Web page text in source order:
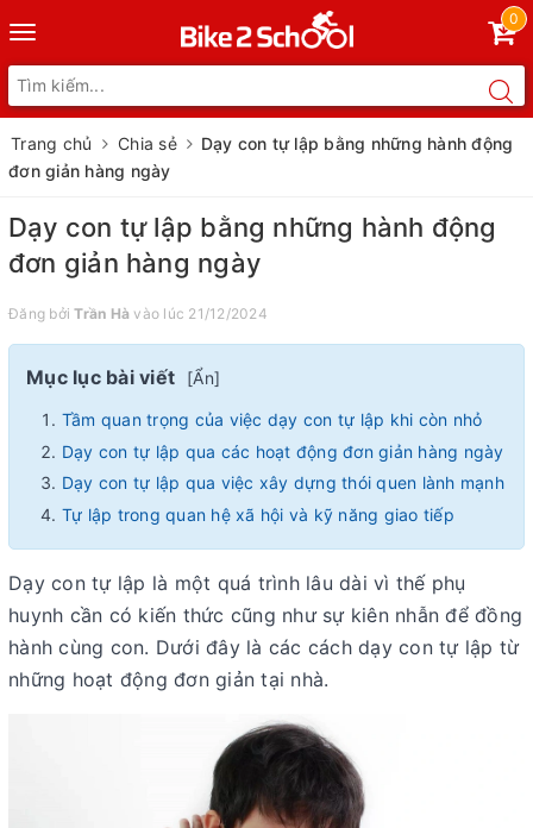
Toggle
navigation
0
Trang chủ Chia sẻ
Dạy con tự lập bằng những hành động
đơn giản hàng ngày
Dạy con tự lập bằng những hành động
đơn giản hàng ngày
Đăng bởiTrần Hà vào lúc 21/12/2024
Mục lục bài viết [Ẩn]
Tầm quan trọng của việc dạy con tự lập khi còn nhỏ
Dạy con tự lập qua các hoạt động đơn giản hàng ngày
Dạy con tự lập qua việc xây dựng thói quen lành mạnh
Tự lập trong quan hệ xã hội và kỹ năng giao tiếp
Dạy con tự lập là một quá trình lâu dài vì thế phụ
huynh cần có kiến thức cũng như sự kiên nhẫn để đồng
hành cùng con. Dưới đây là các cách dạy con tự lập từ
những hoạt động đơn giản tại nhà.